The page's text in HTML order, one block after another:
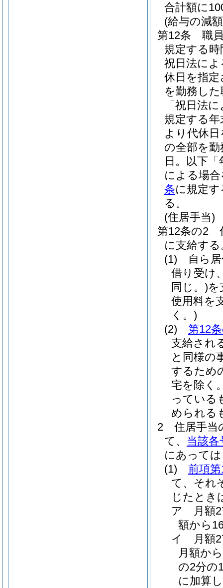
合計額に
(給与の減
第12条
職
規定する
祝日法によ
休日を指
を勤務し
「祝日法
規定する
より代休
の全部を
日。以下
による場
条に規定
る。
(住居手当)
第12条の2
に支給する
(1)
自ら
借り受け
同じ。)を
使用料を
く。)
(2)
第12
支給され
と同様の
するため
宅を除く
っている
められる
2
住居手当
て、 当該各
にあって
(1)
前項
て、それ
じたとき
ア
月額
額から
イ
月額
月額か
の2分の
に加算